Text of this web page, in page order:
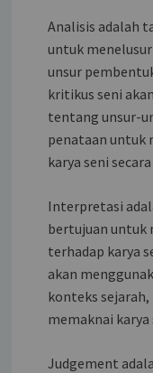
Analisis adalah
untuk
unsur
kritikus seni
tentang unsur-
penataan untuk
karya seni
Interpretasi
bertujuan untuk
terhadap karya
akan
konteks sejarah,
memaknai karya
Judgement